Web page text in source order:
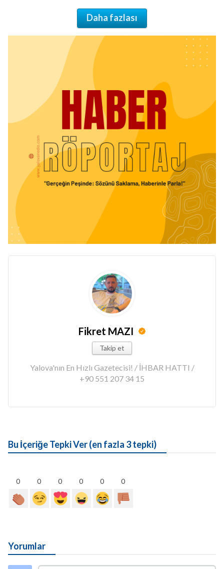
Daha fazlası
Fikret MAZI
Takip et
Yalova'nın En Hızlı Gazetecisi! / İHBAR HATTI /
+90 551 207 34 15
Bu İçeriğe Tepki Ver (en fazla 3 tepki)
0 0 0 0 0 0
Yorumlar